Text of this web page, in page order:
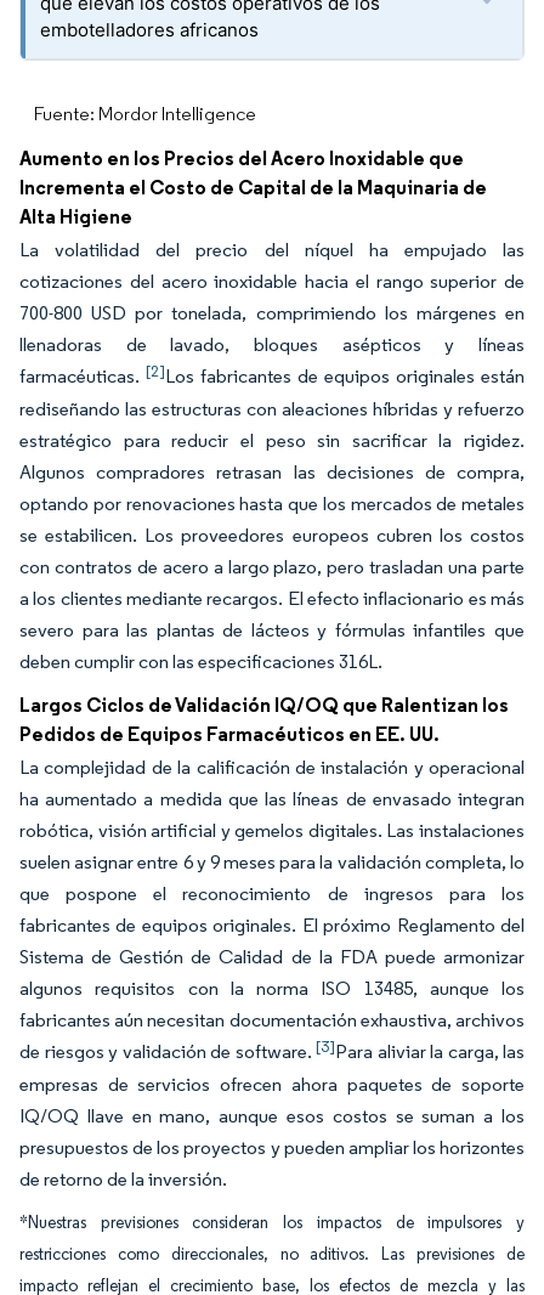
embotelladores africanos
Fuente: Mordor Intelligence
Aumento en los Precios del Acero Inoxidable que
Incrementa el Costo de Capital de la Maquinaria de
Alta Higiene
La volatilidad del precio del níquel ha empujado las
cotizaciones del acero inoxidable hacia el rango superior de
700-800 USD por tonelada, comprimiendo los márgenes en
llenadoras de lavado, bloques asépticos y líneas
farmacéuticas. [2]Los fabricantes de equipos originales están
rediseñando las estructuras con aleaciones híbridas y refuerzo
estratégico para reducir el peso sin sacrificar la rigidez.
Algunos compradores retrasan las decisiones de compra,
optando por renovaciones hasta que los mercados de metales
se estabilicen. Los proveedores europeos cubren los costos
con contratos de acero a largo plazo, pero trasladan una parte
a los clientes mediante recargos. El efecto inflacionario es más
severo para las plantas de lácteos y fórmulas infantiles que
deben cumplir con las especificaciones 316L.
Largos Ciclos de Validación IQ/OQ que Ralentizan los
Pedidos de Equipos Farmacéuticos en EE. UU.
La complejidad de la calificación de instalación y operacional
ha aumentado a medida que las líneas de envasado integran
robótica, visión artificial y gemelos digitales. Las instalaciones
suelen asignar entre 6 y 9 meses para la validación completa, lo
que pospone el reconocimiento de ingresos para los
fabricantes de equipos originales. El próximo Reglamento del
Sistema de Gestión de Calidad de la FDA puede armonizar
algunos requisitos con la norma ISO 13485, aunque los
fabricantes aún necesitan documentación exhaustiva, archivos
de riesgos y validación de software. [3]Para aliviar la carga, las
empresas de servicios ofrecen ahora paquetes de soporte
IQ/OQ llave en mano, aunque esos costos se suman a los
presupuestos de los proyectos y pueden ampliar los horizontes
de retorno de la inversión.
*Nuestras previsiones consideran los impactos de impulsores y
restricciones como direccionales, no aditivos. Las previsiones de
impacto reflejan el crecimiento base, los efectos de mezcla y las